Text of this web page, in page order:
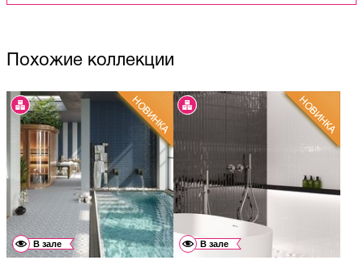
Похожие коллекции
В зале В зале